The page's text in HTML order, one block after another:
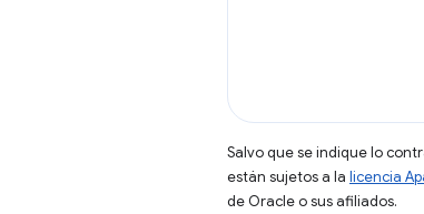
Salvo que se indique lo
están sujetos a la licencia
de Oracle o sus afiliados.